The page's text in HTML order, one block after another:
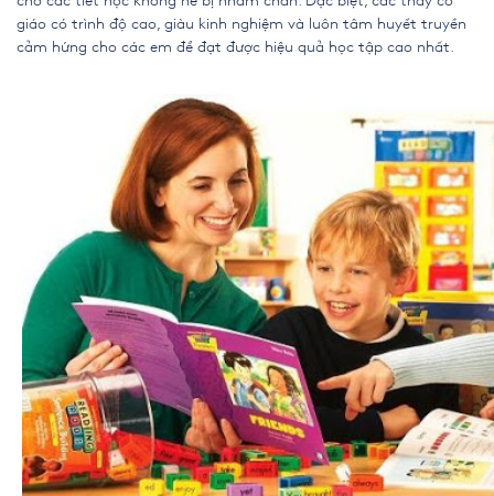
giáo có trình độ cao, giàu kinh nghiệm và luôn tâm huyết truyền
cảm hứng cho các em để đạt được hiệu quả học tập cao nhất.